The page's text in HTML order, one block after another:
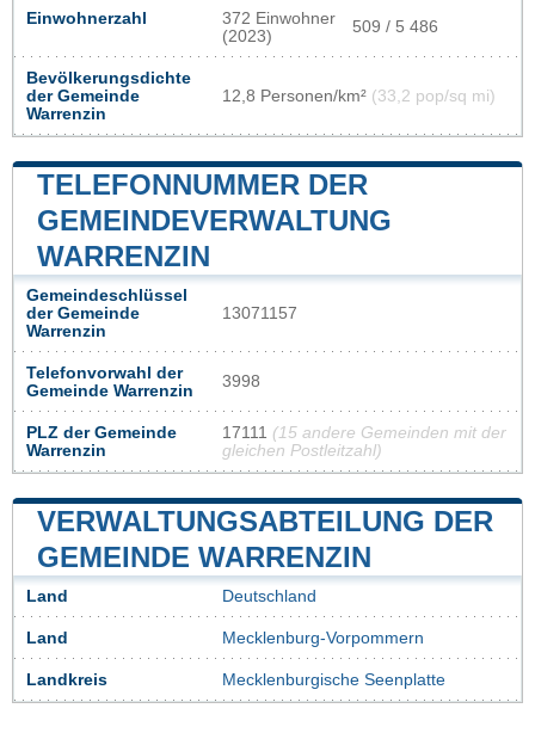
Einwohnerzahl
372 Einwohner
(2023)
509 / 5 486
Bevölkerungsdichte
der Gemeinde
Warrenzin
12,8 Personen/km² (33,2 pop/sq mi)
TELEFONNUMMER DER
GEMEINDEVERWALTUNG
WARRENZIN
Gemeindeschlüssel
der Gemeinde
Warrenzin
13071157
Telefonvorwahl der
Gemeinde Warrenzin
3998
PLZ der Gemeinde
Warrenzin
17111 (15 andere Gemeinden mit der
gleichen Postleitzahl)
VERWALTUNGSABTEILUNG DER
GEMEINDE WARRENZIN
Land Deutschland
Land Mecklenburg-Vorpommern
Landkreis Mecklenburgische Seenplatte